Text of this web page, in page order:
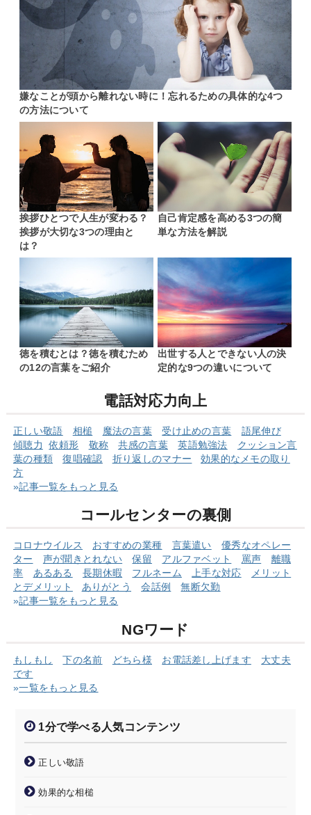
嫌なことが頭から離れない時に！忘れるための具体的な4つ
の方法について
挨拶ひとつで人生が変わる？
挨拶が大切な3つの理由と
は？
自己肯定感を高める3つの簡
単な方法を解説
徳を積むとは？徳を積むため
の12の言葉をご紹介
出世する人とできない人の決
定的な9つの違いについて
電話対応力向上
正しい敬語 相槌 魔法の言葉 受け止めの言葉
語尾伸び
傾聴力
依頼形 敬称 共感の言葉 英語勉強法 クッショ ン言
葉の種類 復唱確認 折り返しのマナー
効果的なメモの取り
方
»記事一覧をもっと見る
コールセンターの裏側
コロナウイルス おすすめの業種 言葉遣い
優秀なオペレー
ター
声が聞きとれない 保留 アルファベット 罵声
離職
率
あるある 長期休暇 フルネーム 上手な対応
メリット
とデメリット
ありがとう 会話例
無断欠勤
»記事一覧をもっと見る
NGワード
もしもし 下の名前 どちら様 お電話差し上げます
大丈夫
です
»一覧をもっと見る
1分で学べる人気コンテンツ
正しい敬語
効果的な相槌